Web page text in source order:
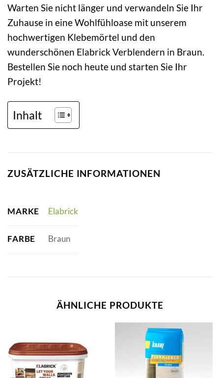
Warten Sie nicht länger und verwandeln Sie Ihr
Zuhause in eine Wohlfühloase mit unserem
hochwertigen Klebemörtel und den
wunderschönen Elabrick Verblendern in Braun.
Bestellen Sie noch heute und starten Sie Ihr
Projekt!
Inhalt
ZUSÄTZLICHE INFORMATIONEN
MARKE Elabrick
FARBE Braun
ÄHNLICHE PRODUKTE